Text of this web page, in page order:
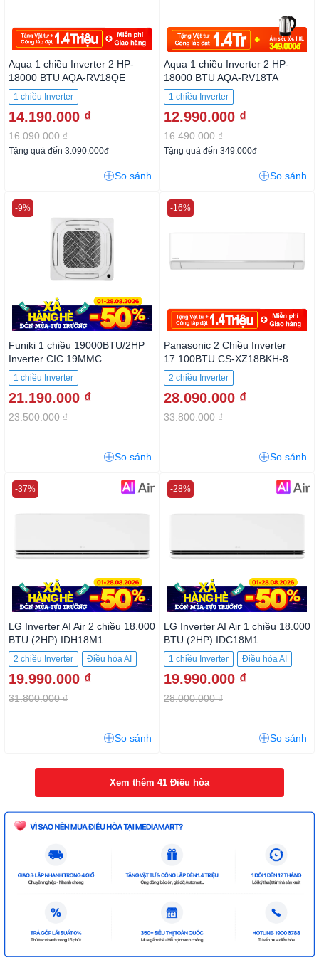
Aqua 1 chiều Inverter 2 HP-
18000 BTU AQA-RV18QE
1 chiều Inverter
14.190.000 ₫
16.090.000 ₫
Tặng quà đến 3.090.000đ
So sánh
Aqua 1 chiều Inverter 2 HP-
18000 BTU AQA-RV18TA
1 chiều Inverter
12.990.000 ₫
16.490.000 ₫
Tặng quà đến 349.000đ
So sánh
Funiki 1 chiều 19000BTU/2HP
Inverter CIC 19MMC
1 chiều Inverter
21.190.000 ₫
23.500.000 ₫
-9%
So sánh
Panasonic 2 Chiều Inverter
17.100BTU CS-XZ18BKH-8
2 chiều Inverter
28.090.000 ₫
33.800.000 ₫
-16%
So sánh
LG Inverter AI Air 2 chiều
18.000 BTU (2HP) IDH18M1
2 chiều Inverter Điều hòa AI
19.990.000 ₫
31.800.000 ₫
-37%
So sánh
LG Inverter AI Air 1 chiều
18.000 BTU (2HP) IDC18M1
1 chiều Inverter Điều hòa AI
19.990.000 ₫
28.000.000 ₫
-28%
So sánh
Xem thêm 41 Điều hòa